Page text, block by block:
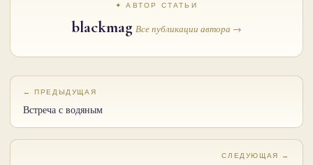
✦ АВТОР СТАТЬИ
blackmag Все публикации автора →
← ПРЕДЫДУЩАЯ
Встреча с водяным
СЛЕДУЮЩАЯ →